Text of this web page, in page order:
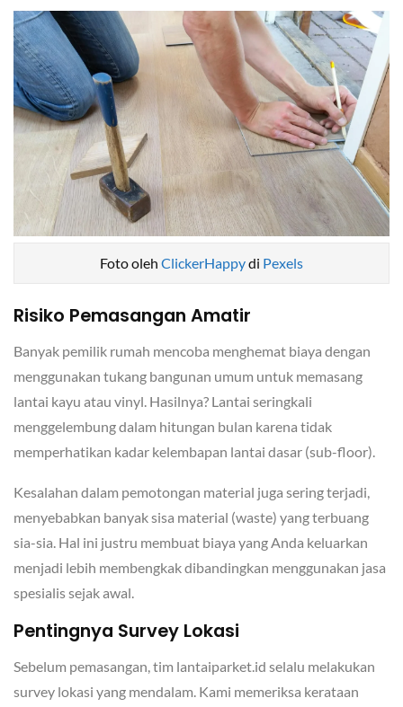
Foto oleh ClickerHappydi Pexels
Risiko Pemasangan Amatir
Banyak pemilik rumah mencoba menghemat biaya dengan
menggunakan tukang bangunan umum untuk memasang
lantai kayu atau vinyl. Hasilnya? Lantai seringkali
menggelembung dalam hitungan bulan karena tidak
memperhatikan kadar kelembapan lantai dasar (sub-floor).
Kesalahan dalam pemotongan material juga sering terjadi,
menyebabkan banyak sisa material (waste) yang terbuang
sia-sia. Hal ini justru membuat biaya yang Anda keluarkan
menjadi lebih membengkak dibandingkan menggunakan jasa
spesialis sejak awal.
Pentingnya Survey Lokasi
Sebelum pemasangan, tim lantaiparket.id selalu melakukan
survey lokasi yang mendalam. Kami memeriksa kerataan